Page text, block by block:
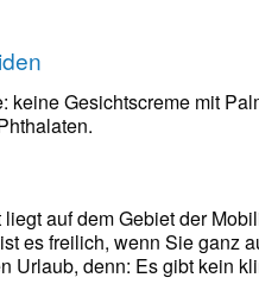
Gesichtscreme mit
auf dem Gebiet der
es freilich, wenn Sie ganz
Urlaub, denn: Es gibt kein